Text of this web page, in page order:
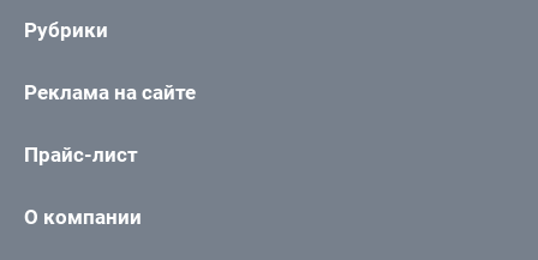
Рубрики
Реклама на сайте
Прайс-лист
О компании